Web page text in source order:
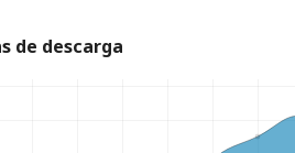
de descarga